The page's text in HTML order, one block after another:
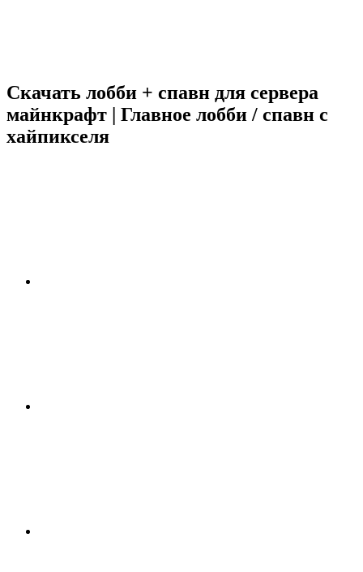
Скачать лобби + спавн для сервера
майнкрафт | Главное лобби / спавн с
хайпикселя